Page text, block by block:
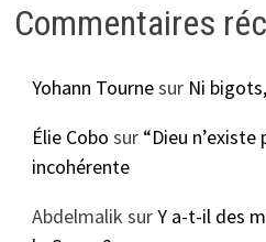
Commentaires
Yohann Tournesur Ni
Élie Cobo sur “Dieu n’existe
incohérente
Abdelmalik surY a-t-il des